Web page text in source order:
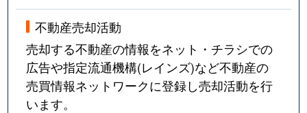
不動産売却活動
売却する不動産の情報をネット・チラシでの
広告や指定流通機構(レインズ)など不動産の
売買情報ネットワークに登録し売却活動を行
います。